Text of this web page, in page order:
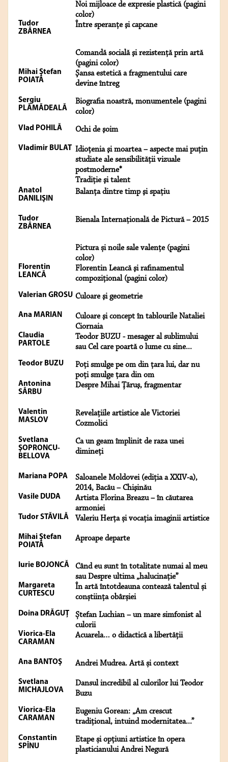
Noi mijloace de expresie plastică (pagini
color)
Tudor
ZBÂRNEA
Între speranţe şi capcane
Comandă socială şi rezistenţă prin artă
(pagini color)
Mihai Ştefan
POIATĂ
Şansa estetică a fragmentului care
devine întreg
Sergiu
PLĂMĂDEALĂ
Biografia noastră, monumentele (pagini
color)
Vlad POHILĂ Ochi de şoim
Vladimir BULAT Idioţenia şi moartea – aspecte mai puţin
studiate ale sensibilităţii vizuale
postmoderne*
Tradiţie şi talent
Anatol
DANILIŞIN
Balanţa dintre timp şi spaţiu
Tudor
ZBÂRNEA
Bienala Internaţională de Pictură – 2015
Pictura și noile sale valențe (pagini
color)
Florentin
LEANCĂ
Florentin Leancă şi rafinamentul
compoziţional (pagini color)
Valerian GROSU Culoare şi geometrie
Ana MARIAN
Culoare şi concept în tablourile Nataliei
Ciornaia
Claudia
PARTOLE
Teodor BUZU - mesager al sublimului
sau Cel care poartă o lume cu sine...
Teodor BUZU
Poți smulge pe om din țara lui, dar nu
poți smulge țara din om
Antonina
SÂRBU
Despre Mihai Ţăruş, fragmentar
Valentin
MASLOV
Revelațiile artistice ale Victoriei
Cozmolici
Svetlana
ŞOPRONCU-
BELLOVA
Ca un geam împlinit de raza unei
dimineţi
Mariana POPA
Saloanele Moldovei (ediţia a XXIV-a),
2014, Bacău – Chişinău
Vasile DUDA
Artista Florina Breazu – în căutarea
armoniei
Tudor STĂVILĂ Valeriu Herța și vocația imaginii artistice
Mihai Ştefan
POIATĂ
Aproape departe
Iurie BOJONCĂ
Când eu sunt în totalitate numai al meu
sau Despre ultima „halucinație”
Margareta
CURTESCU
În artă întotdeauna contează talentul și
conștiința obârșiei
Doina DRĂGUŢ
Ștefan Luchian – un mare simfonist al
culorii
Viorica-Ela
CARAMAN
Acuarela… o didactică a libertății
Ana BANTOŞ Andrei Mudrea. Artă și context
Svetlana
MICHAJLOVA
Dansul incredibil al culorilor lui Teodor
Buzu
Viorica-Ela
CARAMAN
Eugeniu Gorean: „Am crescut
tradițional, intuind modernitatea...”
Constantin
SPÎNU
Etape și opțiuni artistice în opera
plasticianului Andrei Negură